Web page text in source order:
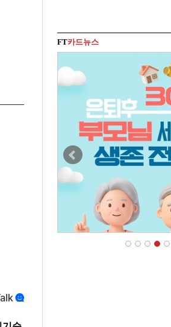
FT카드뉴스